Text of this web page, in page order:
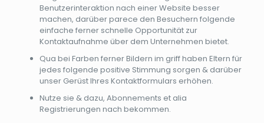
Benutzerinteraktion nach einer Website besser
machen, darüber parece den Besuchern folgende
einfache ferner schnelle Opportunität zur
Kontaktaufnahme über dem Unternehmen bietet.
Qua bei Farben ferner Bildern im griff haben Eltern für
jedes folgende positive Stimmung sorgen & darüber
unser Gerüst Ihres Kontaktformulars erhöhen.
Nutze sie & dazu, Abonnements et alia
Registrierungen nach bekommen.